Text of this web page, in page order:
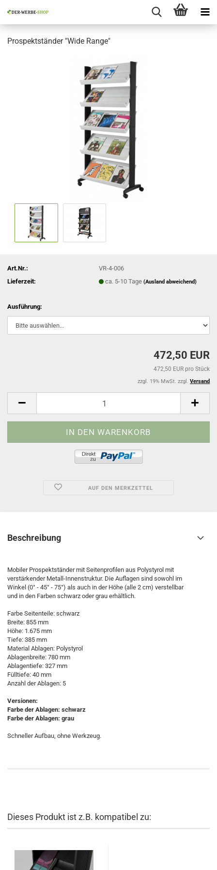
Prospektständer "Wide Range"
Art.Nr.:
VR-4-006
Lieferzeit:
ca. 5-10 Tage(Ausland abweichend)
Ausführung:
472,50 EUR
472,50 EUR pro Stück
zzgl. 19% MwSt. zzgl. Versand
AUF DEN MERKZETTEL
Beschreibung
Mobiler Prospektständer mit Seitenprofilen aus Polystyrol mit
verstärkender Metall-Innenstruktur. Die Auflagen sind sowohl im
Winkel (0° - 45° - 75°) als auch in der Höhe (alle 2 cm) verstellbar
und in den Farben schwarz oder grau erhältlich.
Farbe Seitenteile: schwarz
Breite: 855 mm
Höhe: 1.675 mm
Tiefe: 385 mm
Material Ablagen: Polystyrol
Ablagenbreite: 780 mm
Ablagentiefe: 327 mm
Fülltiefe: 40 mm
Anzahl der Ablagen: 5
Versionen:
Farbe der Ablagen: schwarz
Farbe der Ablagen: grau
Schneller Aufbau, ohne Werkzeug.
Dieses Produkt ist z.B. kompatibel zu: